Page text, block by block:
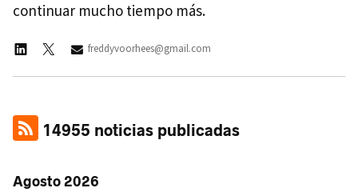
continuar mucho tiempo más.
freddyvoorhees@gmail.com
14955 noticias publicadas
Agosto 2026